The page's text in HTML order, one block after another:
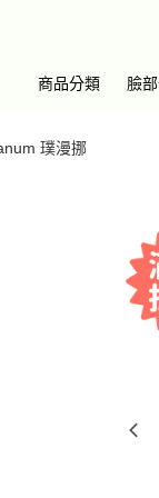
商品分類 臉
璞漫挪